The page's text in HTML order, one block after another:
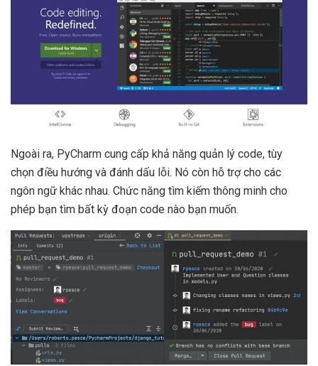
Ngoài ra, PyCharm cung cấp khả năng quản lý code, tùy
chọn điều hướng và đánh dấu lỗi. Nó còn hỗ trợ cho các
ngôn ngữ khác nhau. Chức năng tìm kiếm thông minh cho
phép bạn tìm bất kỳ đoạn code nào bạn muốn.